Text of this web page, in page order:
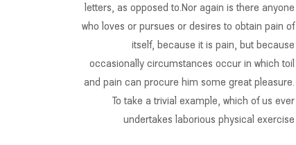
letters, as opposed to. Nor again is there anyone
who loves or pursues or desires to obtain pain of
itself, because it is pain, but because
occasionally circumstances occur in which toil
and pain can procure him some great pleasure.
To take a trivial example, which of us ever
undertakes laborious physical exercise